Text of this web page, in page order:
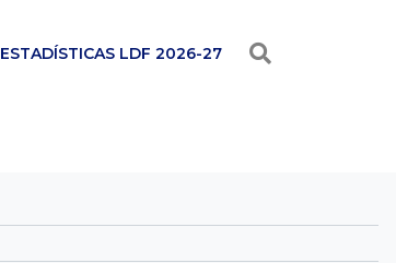
ESTADÍSTICAS LDF 2026-27